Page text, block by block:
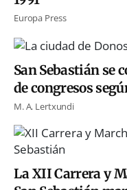
Europa Press
San Sebastián se
de congresos
M. A. Lertxundi
La XII Carrera y